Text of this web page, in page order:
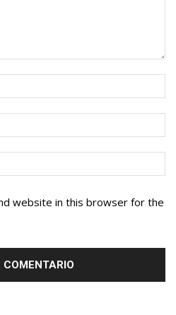
website in this browser for the